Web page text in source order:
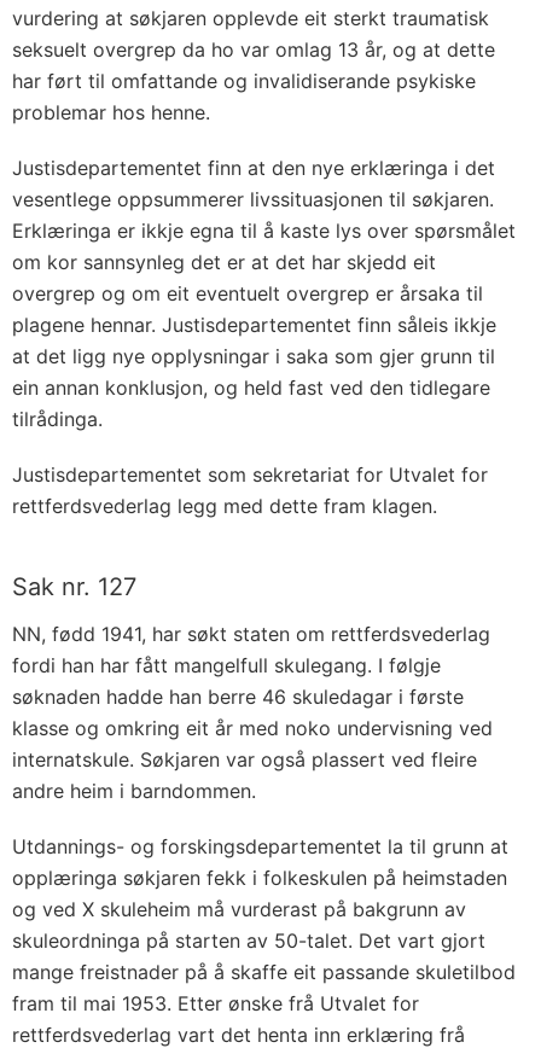
vurdering at søkjaren opplevde eit sterkt traumatisk
seksuelt overgrep da ho var omlag 13 år, og at dette
har ført til omfattande og invalidiserande psykiske
problemar hos henne.
Justisdepartementet finn at den nye erklæringa i det
vesentlege oppsummerer livssituasjonen til søkjaren.
Erklæringa er ikkje egna til å kaste lys over spørsmålet
om kor sannsynleg det er at det har skjedd eit
overgrep og om eit eventuelt overgrep er årsaka til
plagene hennar. Justisdepartementet finn såleis ikkje
at det ligg nye opplysningar i saka som gjer grunn til
ein annan konklusjon, og held fast ved den tidlegare
tilrådinga.
Justisdepartementet som sekretariat for Utvalet for
rettferdsvederlag legg med dette fram klagen.
Sak nr. 127
NN, fødd 1941, har søkt staten om rettferdsvederlag
fordi han har fått mangelfull skulegang. I følgje
søknaden hadde han berre 46 skuledagar i første
klasse og omkring eit år med noko undervisning ved
internatskule. Søkjaren var også plassert ved fleire
andre heim i barndommen.
Utdannings- og forskingsdepartementet la til grunn at
opplæringa søkjaren fekk i folkeskulen på heimstaden
og ved X skuleheim må vurderast på bakgrunn av
skuleordninga på starten av 50-talet. Det vart gjort
mange freistnader på å skaffe eit passande skuletilbod
fram til mai 1953. Etter ønske frå Utvalet for
rettferdsvederlag vart det henta inn erklæring frå